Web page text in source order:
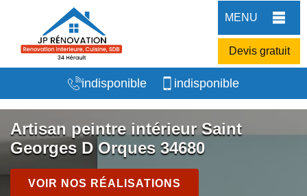
MENU
Devis gratuit
indisponible indisponible
Artisan peintre intérieur Saint
Georges D Orques 34680
VOIR NOS RÉALISATIONS